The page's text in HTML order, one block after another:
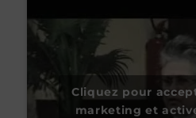
Cliquez pour
marketing et